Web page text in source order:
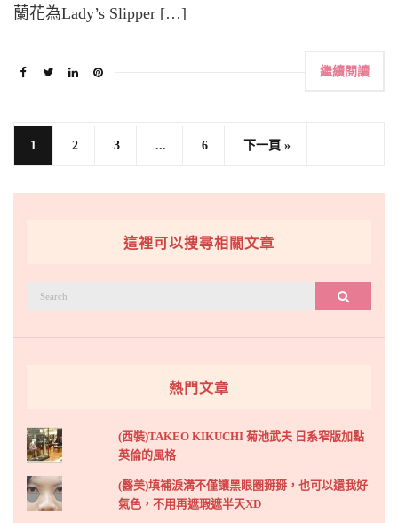
蘭花為Lady’s Slipper […]
繼續閱讀
1 2 3 ... 6 下一頁 »
這裡可以搜尋相關文章
搜尋
熱門文章
(西裝)TAKEO KIKUCHI 菊池武夫 日系窄版加點
英倫的風格
(醫美)填補淚溝不僅讓黑眼圈掰掰，也可以還我好
氣色，不用再遮瑕遮半天XD